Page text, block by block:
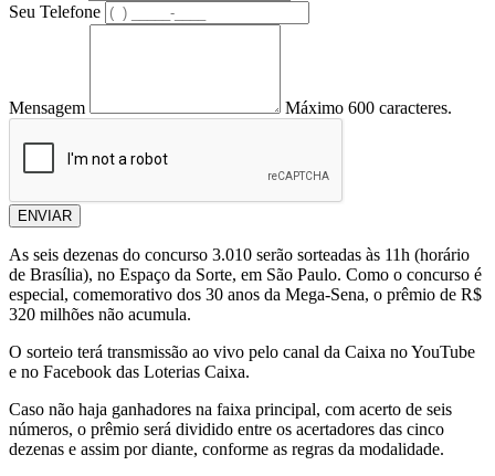
Seu Telefone
Mensagem Máximo 600 caracteres.
ENVIAR
As seis dezenas do concurso 3.010 serão sorteadas às 11h (horário
de Brasília), no Espaço da Sorte, em São Paulo. Como o concurso é
especial, comemorativo dos 30 anos da Mega-Sena, o prêmio de R$
320 milhões não acumula.
O sorteio terá transmissão ao vivo pelo canal da Caixa no YouTube
e no Facebook das Loterias Caixa.
Caso não haja ganhadores na faixa principal, com acerto de seis
números, o prêmio será dividido entre os acertadores das cinco
dezenas e assim por diante, conforme as regras da modalidade.